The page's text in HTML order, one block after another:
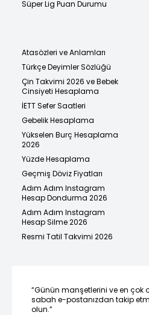
Süper Lig Puan Durumu
Atasözleri ve Anlamları
Türkçe Deyimler Sözlüğü
Çin Takvimi 2026 ve Bebek
Cinsiyeti Hesaplama
İETT Sefer Saatleri
Gebelik Hesaplama
Yükselen Burç Hesaplama
2026
Yüzde Hesaplama
Geçmiş Döviz Fiyatları
Adım Adım Instagram
Hesap Dondurma 2026
Adım Adım Instagram
Hesap Silme 2026
Resmi Tatil Takvimi 2026
“Günün manşetlerini ve en çok
sabah e-postanızdan takip
olun.”